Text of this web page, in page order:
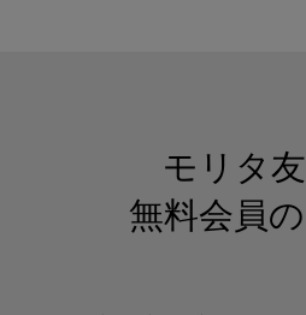
モリタ
無料会員